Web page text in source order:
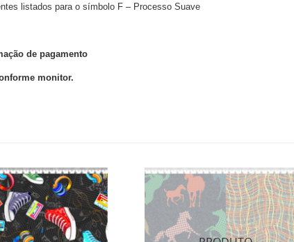
listados para o símbolo F – Processo Suave
de pagamento
monitor.